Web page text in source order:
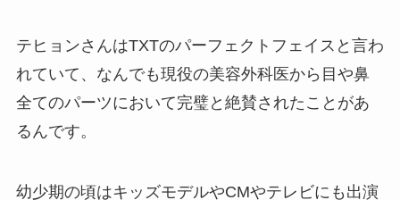
テヒョンさんはTXTのパーフェクトフェイスと言わ
れていて、なんでも現役の美容外科医から目や鼻
全てのパーツにおいて完璧と絶賛されたことがあ
るんです。
幼少期の頃はキッズモデルやCMやテレビにも出演